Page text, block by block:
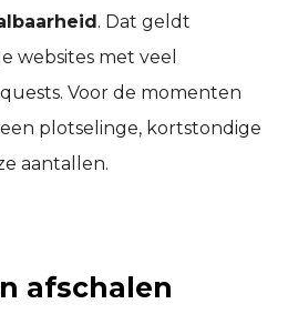
. Dat geldt
websites met veel
Voor de momenten
plotselinge, kortstondige
aantallen.
afschalen